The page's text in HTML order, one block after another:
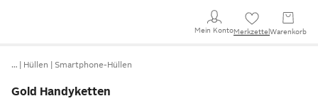
Mein KontoMerkzettel Warenkorb
… Hüllen Smartphone-Hüllen
Gold Handyketten